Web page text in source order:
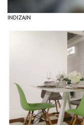
INDIZAJN